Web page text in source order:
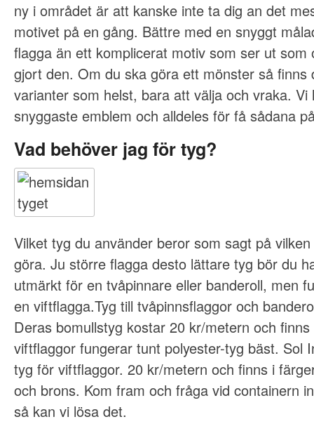
ny i området är att kanske inte ta dig an det
motivet på en gång. Bättre med en snyggt
flagga än ett komplicerat motiv som ser ut som
gjort den. Om du ska göra ett mönster så finns
varianter som helst, bara att välja och vraka. Vi
snyggaste emblem och alldeles för få sådana
Vad behöver jag för tyg?
Vilket tyg du använder beror som sagt på
göra. Ju större flagga desto lättare tyg bör du
utmärkt för en tvåpinnare eller banderoll, men
en viftflagga.Tyg till tvåpinnsflaggor och
Deras bomullstyg kostar 20 kr/metern och
viftflaggor fungerar tunt polyester-tyg bäst. Sol
tyg för viftflaggor. 20 kr/metern och finns i
och brons. Kom fram och fråga vid containern
så kan vi lösa det.